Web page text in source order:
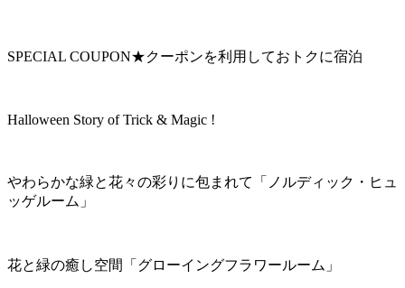
SPECIAL COUPON★クーポンを利用しておトクに宿泊
Halloween Story of Trick & Magic !
やわらかな緑と花々の彩りに包まれて「ノルディック・ヒュ
ッゲルーム」
花と緑の癒し空間「グローイングフラワールーム」